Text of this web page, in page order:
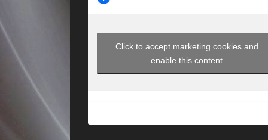
Click to accept marketing cookies and
enable this content